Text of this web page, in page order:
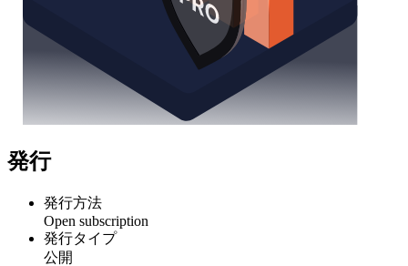
発行
発行方法
Open subscription
発行タイプ
公開